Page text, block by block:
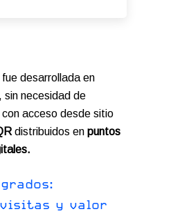
desarrollada en
, sin necesidad de
acceso desde sitio
distribuidos enpuntos
grados:
visitas y valor